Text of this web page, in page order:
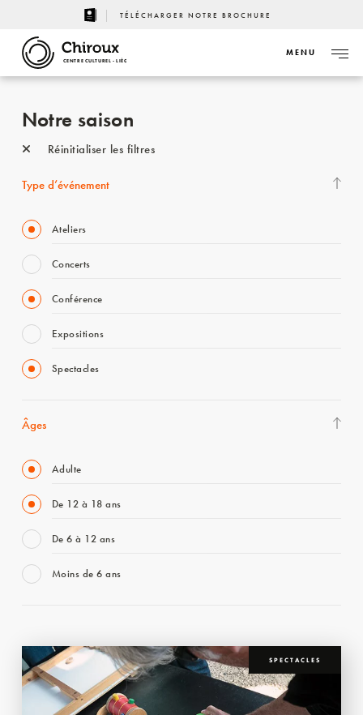
TÉLÉCHARGER NOTRE BROCHURE
CENTRE CULTUREL - LIÈGE
MENU
Notre saison
Réinitialiser les filtres
Type d’événement
Ateliers
Concerts
Conférence
Expositions
Spectacles
Âges
Adulte
De 12 à 18 ans
De 6 à 12 ans
Moins de 6 ans
SPECTACLES